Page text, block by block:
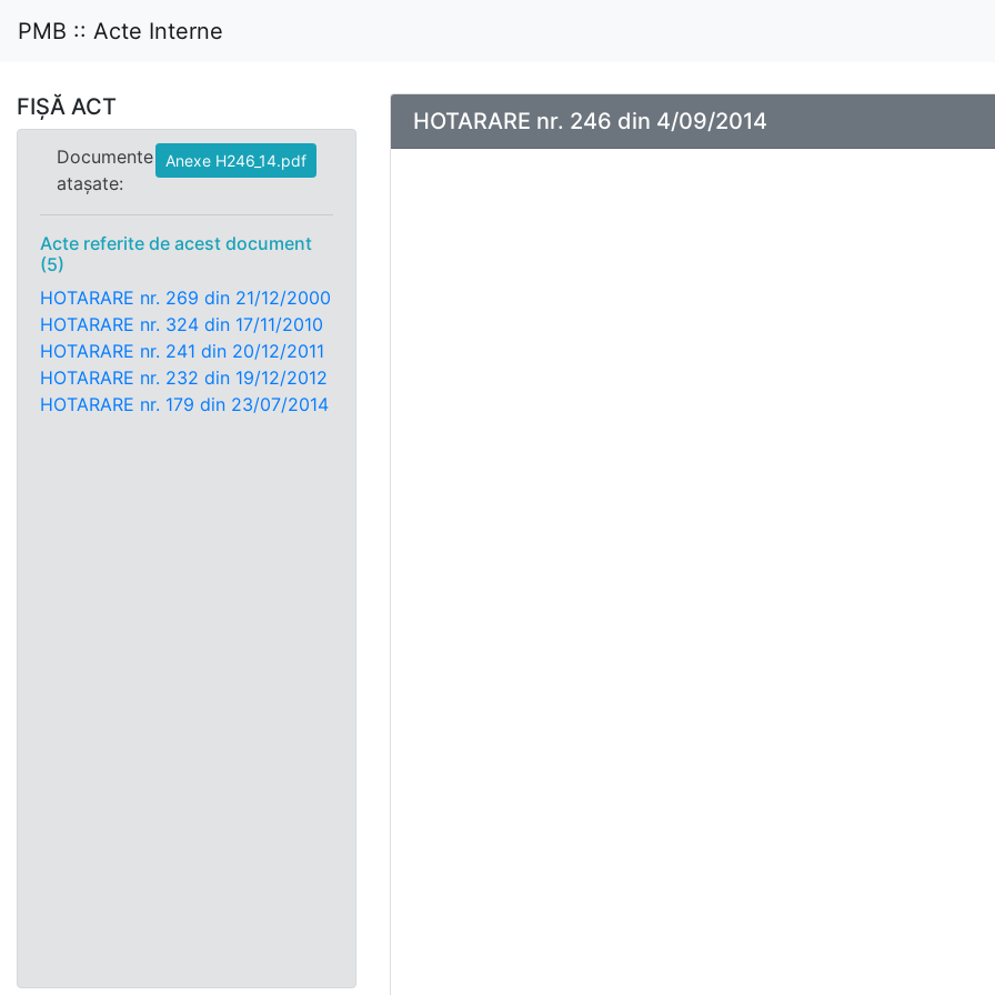
PMB :: Acte Interne
FIȘĂ ACT
Documente
atașate:
Anexe H246_14.pdf
Acte referite de acest document
(5)
HOTARARE nr. 269 din 21/12/2000
HOTARARE nr. 324 din 17/11/2010
HOTARARE nr. 241 din 20/12/2011
HOTARARE nr. 232 din 19/12/2012
HOTARARE nr. 179 din 23/07/2014
HOTARARE nr. 246 din 4/09/2014